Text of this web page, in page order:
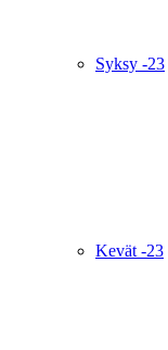
Syksy -23
Kevät -23